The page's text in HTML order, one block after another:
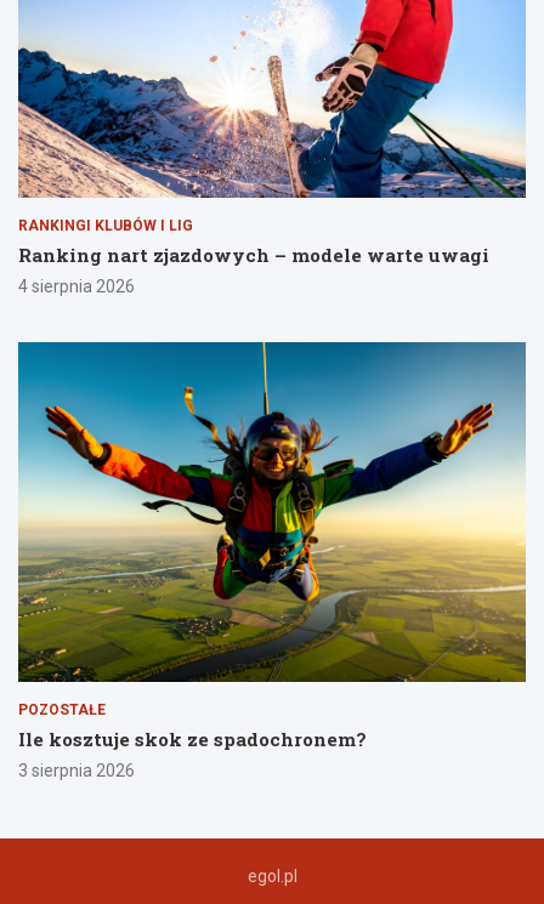
RANKINGI KLUBÓW I LIG
Ranking nart zjazdowych – modele warte uwagi
4 sierpnia 2026
POZOSTAŁE
Ile kosztuje skok ze spadochronem?
3 sierpnia 2026
egol.pl